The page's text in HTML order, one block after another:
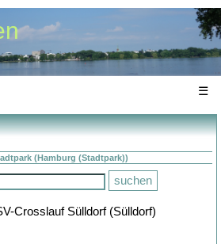
☰
Crosslauf Sülldorf (Sülldorf)